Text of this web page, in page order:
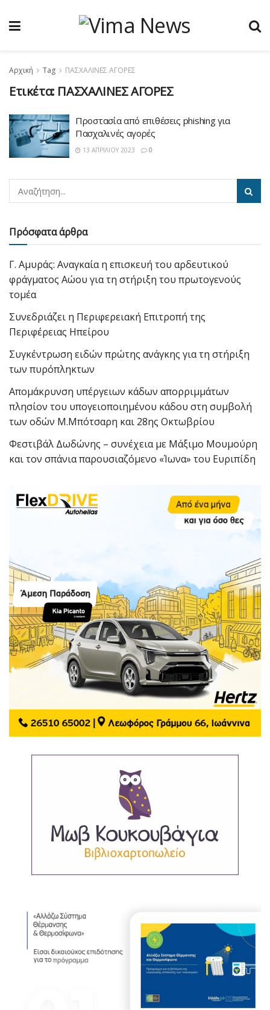
Αρχική Tag ΠΑΣΧΑΛΙΝΕΣ ΑΓΟΡΕΣ
Ετικέτα: ΠΑΣΧΑΛΙΝΕΣ ΑΓΟΡΕΣ
Προστασία από επιθέσεις phishing για
Πασχαλινές αγορές
13 ΑΠΡΙΛΊΟΥ 2023 0
Πρόσφατα άρθρα
Γ. Αμυράς: Αναγκαία η επισκευή του αρδευτικού
φράγματος Αώου για τη στήριξη του πρωτογενούς
τομέα
Συνεδριάζει η Περιφερειακή Επιτροπή της
Περιφέρειας Ηπείρου
Συγκέντρωση ειδών πρώτης ανάγκης για τη στήριξη
των πυρόπληκτων
Απομάκρυνση υπέργειων κάδων απορριμμάτων
πλησίον του υπογειοποιημένου κάδου στη συμβολή
των οδών Μ.Μπότσαρη και 28ης Οκτωβρίου
Φεστιβάλ Δωδώνης – συνέχεια με Μάξιμο Μουμούρη
και τον σπάνια παρουσιαζόμενο «Ίωνα» του Ευριπίδη